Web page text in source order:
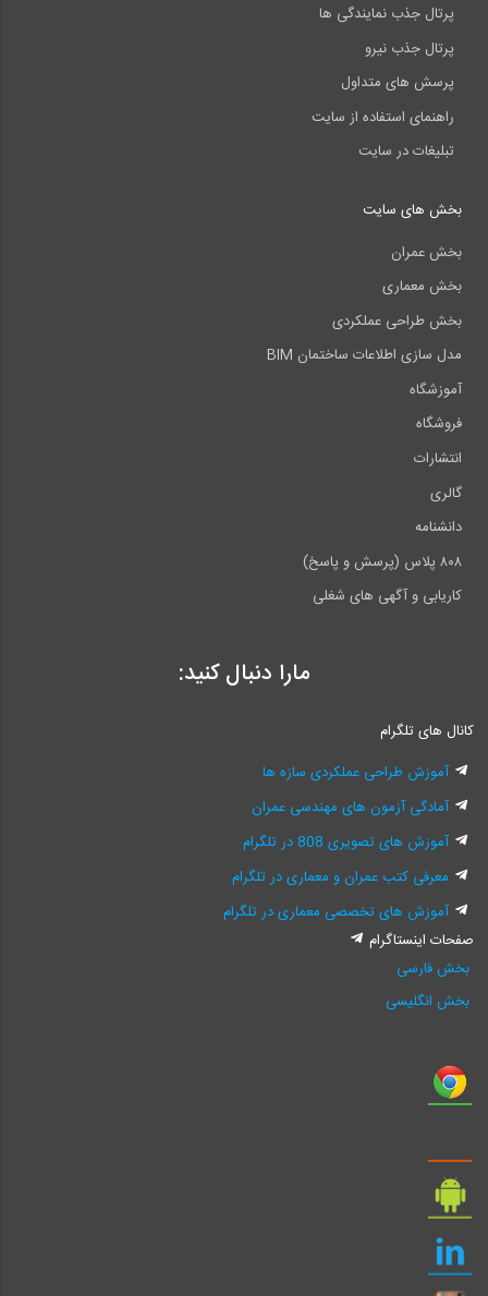
پرتال جذب نمایندگی ها
پرتال جذب نیرو
پرسش های متداول
راهنمای استفاده از سایت
تبلیغات در سایت
بخش های سایت
بخش عمران
بخش معماری
بخش طراحی عملکردی
مدل سازی اطلاعات ساختمان BIM
آموزشگاه
فروشگاه
انتشارات
گالری
دانشنامه
۸۰۸ پلاس (پرسش و پاسخ)
کاریابی و آگهی های شغلی
مارا دنبال کنید:
کانال های تلگرام
آموزش طراحی عملکردی سازه ها
آمادگی آزمون های مهندسی عمران
آموزش های تصویری 808 در تلگرام
معرفی کتب عمران و معماری در تلگرام
آموزش های تخصصی معماری در تلگرام
صفحات اینستاگرام
بخش فارسی
بخش انگلیسی